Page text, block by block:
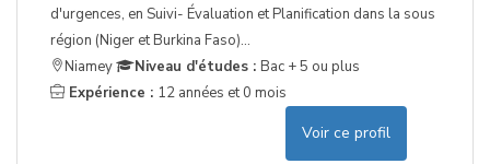
d'urgences, en Suivi- Évaluation et Planification dans la sous
région (Niger et Burkina Faso)...
Niamey
Niveau d'études : Bac + 5 ou plus
Expérience : 12 années et 0 mois
Voir ce profil